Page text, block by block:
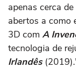
apenas cerca
abertos a como
3D com A
tecnologia de
Irlandês